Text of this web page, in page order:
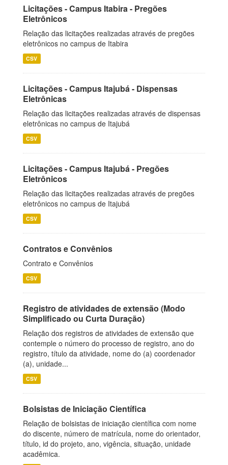
Licitações - Campus Itabira - Pregões
Eletrônicos
Relação das licitações realizadas através de pregões
eletrônicos no campus de Itabira
CSV
Licitações - Campus Itajubá - Dispensas
Eletrônicas
Relação das licitações realizadas através de dispensas
eletrônicas no campus de Itajubá
CSV
Licitações - Campus Itajubá - Pregões
Eletrônicos
Relação das licitações realizadas através de pregões
eletrônicos no campus de Itajubá
CSV
Contratos e Convênios
Contrato e Convênios
CSV
Registro de atividades de extensão (Modo
Simplificado ou Curta Duração)
Relação dos registros de atividades de extensão que
contemple o número do processo de registro, ano do
registro, título da atividade, nome do (a) coordenador
(a), unidade...
CSV
Bolsistas de Iniciação Científica
Relação de bolsistas de iniciação científica com nome
do discente, número de matrícula, nome do orientador,
título, id do projeto, ano, vigência, situação, unidade
acadêmica.